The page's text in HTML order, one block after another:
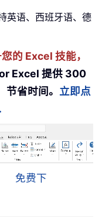
英语、西班牙语、德
的 Excel 技能，
Excel 提供 300
省时间。 立即点
免费下